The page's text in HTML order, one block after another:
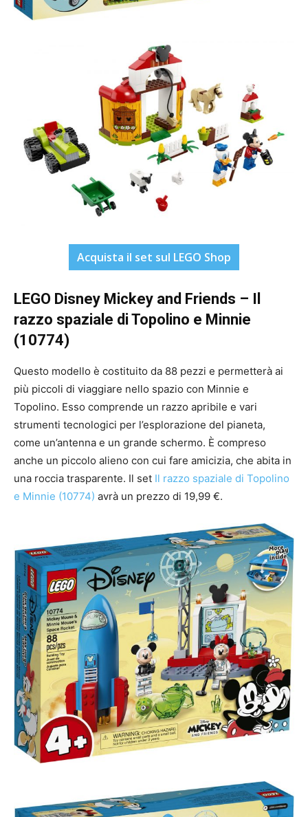
Acquista il set sul LEGO Shop
LEGO Disney Mickey and Friends – Il
razzo spaziale di Topolino e Minnie
(10774)
Questo modello è costituito da 88 pezzi e permetterà ai
più piccoli di viaggiare nello spazio con Minnie e
Topolino. Esso comprende un razzo apribile e vari
strumenti tecnologici per l’esplorazione del pianeta,
come un’antenna e un grande schermo. È compreso
anche un piccolo alieno con cui fare amicizia, che abita in
una roccia trasparente. Il set Il razzo spaziale di Topolino
e Minnie (10774) avrà un prezzo di 19,99 €.